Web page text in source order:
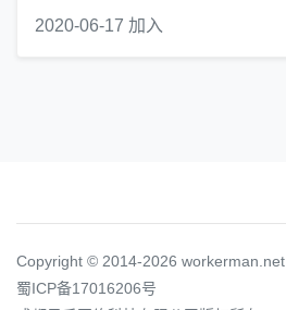
2020-06-17 加入
Copyright © 2014-2026 workerman.net
蜀ICP备17016206号